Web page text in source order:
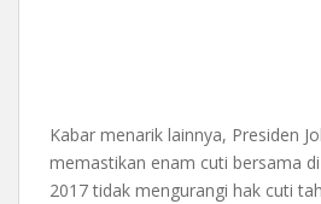
Kabar menarik lainnya, Presiden
memastikan enam cuti bersama
2017 tidak mengurangi hak cuti